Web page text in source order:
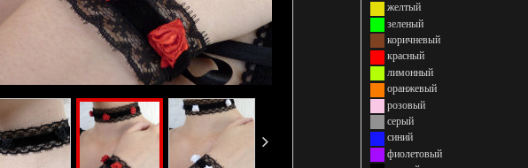
желтый
зеленый
коричневый
красный
лимонный
оранжевый
розовый
серый
синий
фиолетовый